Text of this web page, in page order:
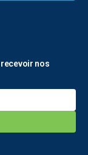
nos